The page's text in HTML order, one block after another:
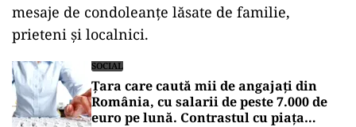
mesaje de condoleanțe lăsate de familie,
prieteni și localnici.
SOCIAL
Țara care caută mii de angajați din
România, cu salarii de peste 7.000 de
euro pe lună. Contrastul cu piața